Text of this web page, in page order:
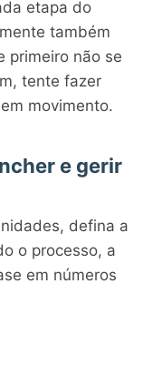
etapa do
também
primeiro não se
tente fazer
movimento.
e gerir
defina a
o processo, a
em números